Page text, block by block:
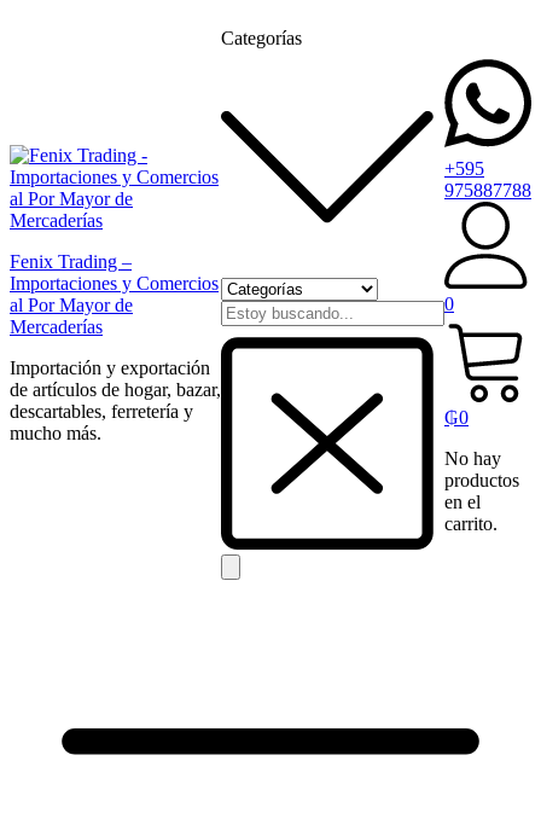
Fenix Trading –
Importaciones y Comercios
al Por Mayor de
Mercaderías
Importación y exportación
de artículos de hogar, bazar,
descartables, ferretería y
mucho más.
Categorías
+595
975887788
0
₲0
No hay
productos
en el
carrito.